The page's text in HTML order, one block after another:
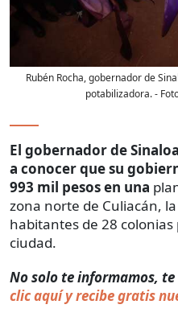
Rubén Rocha, gobernador de
potabilizadora.-
El gobernador de
a conocer que su
993 mil pesos en una
zona norte de Culiacán,
habitantes de 28
ciudad.
No solo te informamos,
clic aquí y recibe gratis